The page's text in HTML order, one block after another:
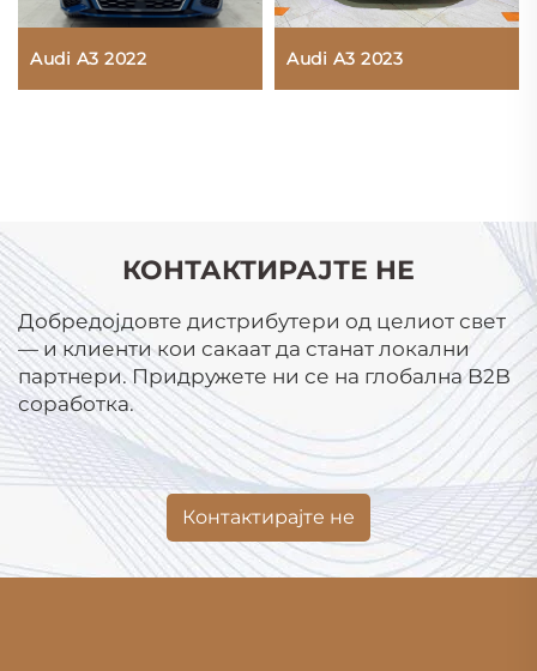
Audi A3 2022 Audi A3 2023
КОНТАКТИРАЈТЕ НЕ
Добредојдовте дистрибутери од целиот свет
— и клиенти кои сакаат да станат локални
партнери. Придружете ни се на глобална B2B
соработка.
Контактирајте не